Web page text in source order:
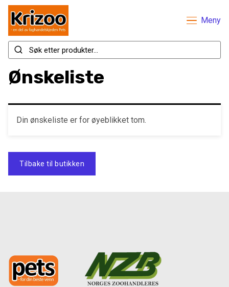
Meny
Ønskeliste
Din ønskeliste er for øyeblikket tom.
Tilbake til butikken